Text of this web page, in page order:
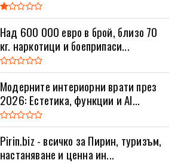
Над 600 000 евро в брой, близо 70
кг. наркотици и боеприпаси...
Модерните интериорни врати през
2026: Естетика, функции и AI...
Pirin.biz - всичко за Пирин, туризъм,
настаняване и ценна ин...